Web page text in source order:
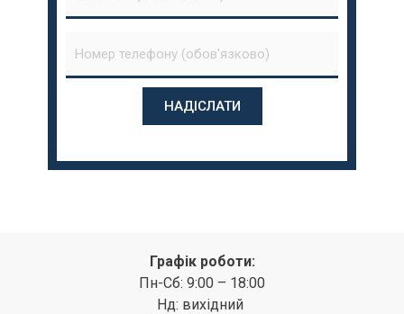
Графік роботи:
Пн-Сб: 9:00 – 18:00
Нд: вихідний